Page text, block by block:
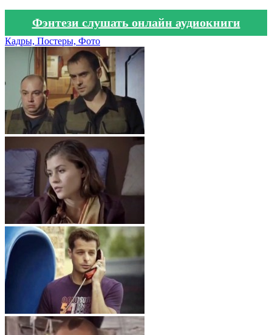
Фэнтези слушать онлайн аудиокниги
Кадры, Постеры, Фото